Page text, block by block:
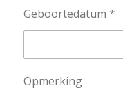
Geboortedatum *
Opmerking